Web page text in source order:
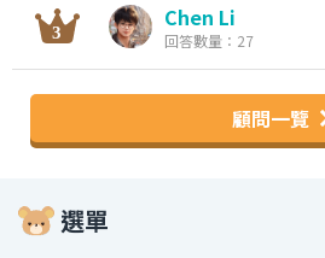
Chen Li
回答數量：27
顧問一覽
選單